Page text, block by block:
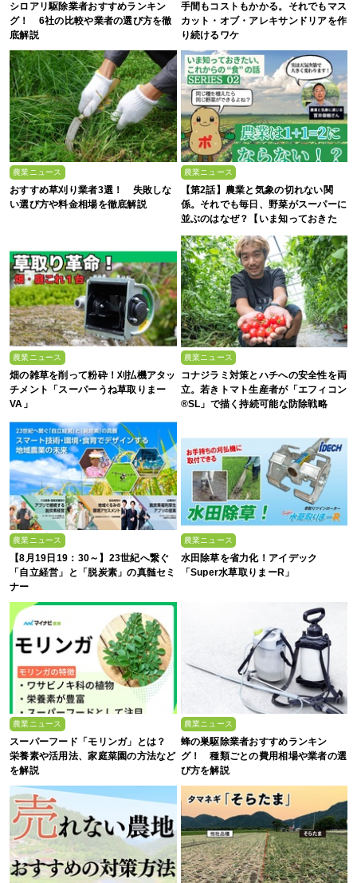
シロアリ駆除業者おすすめランキン
グ！ 6社の比較や業者の選び方を徹
底解説
手間もコストもかかる。それでもマス
カット・オブ・アレキサンドリアを作
り続けるワケ
農業ニュース
おすすめ草刈り業者3選！ 失敗しな
い選び方や料金相場を徹底解説
農業ニュース
【第2話】農業と気象の切れない関
係。それでも毎日、野菜がスーパーに
並ぶのはなぜ？【いま知っておきた
い、これからの”食”の話】
農業ニュース
畑の雑草を削って粉砕！刈払機アタッ
チメント「スーパーうね草取りまー
VA」
農業ニュース
コナジラミ対策とハチへの安全性を両
立。若きトマト生産者が「エフィコン
®SL」で描く持続可能な防除戦略
農業ニュース
【8月19日19：30～】23世紀へ繋ぐ
「自立経営」と「脱炭素」の真髄セミ
ナー
農業ニュース
水田除草を省力化！アイデック
「Super水草取りまーR」
農業ニュース
スーパーフード「モリンガ」とは？
栄養素や活用法、家庭菜園の方法など
を解説
農業ニュース
蜂の巣駆除業者おすすめランキン
グ！ 種類ごとの費用相場や業者の選
び方を解説